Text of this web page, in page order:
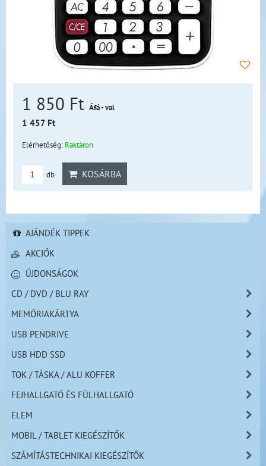
1 850 Ft Áfá - val
1 457 Ft
Elérhetőség: Raktáron
db KOSÁRBA
AJÁNDÉK TIPPEK
AKCIÓK
ÚJDONSÁGOK
CD / DVD / BLU RAY
MEMÓRIAKÁRTYA
USB PENDRIVE
USB HDD SSD
TOK / TÁSKA / ALU KOFFER
FEJHALLGATÓ ÉS FÜLHALLGATÓ
ELEM
MOBIL / TABLET KIEGÉSZÍTŐK
SZÁMÍTÁSTECHNIKAI KIEGÉSZÍTŐK